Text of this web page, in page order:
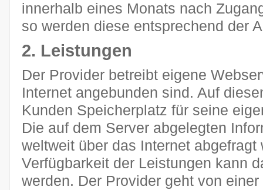
innerhalb eines Monats nach
so werden diese entsprechend der
2. Leistungen
Der Provider betreibt eigene
Internet angebunden sind. Auf
Kunden Speicherplatz für seine
Die auf dem Server abgelegten
weltweit über das Internet
Verfügbarkeit der Leistungen kann
werden. Der Provider geht von